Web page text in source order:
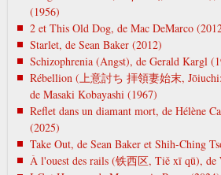
(1956)
2 et This Old Dog, de Mac DeMarco
Starlet, de Sean Baker (2012)
Schizophrenia (Angst), de Gerald Kargl
Rébellion (上意討ち 拝領妻始末,
de Masaki Kobayashi (1967)
Reflet dans un diamant mort, de Hélène
(2025)
Take Out, de Sean Baker et Shih-Ching
À l'ouest des rails (铁西区, Tiě xī qū), de